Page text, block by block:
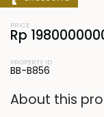
PRICE
Rp
PROPERTY ID
BB-B856
About this